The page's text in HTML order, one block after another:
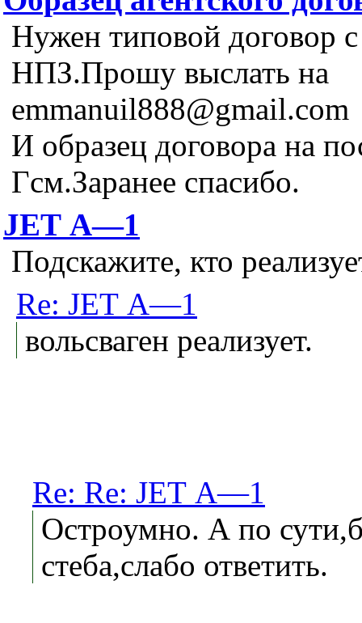
Нужен типовой договор
НПЗ.Прошу выслать на
emmanuil888@gmail.com
И образец договора на
Гсм.Заранее спасибо.
JЕТ А—1
Подскажите, кто
Re: JЕТ А—1
вольсваген реализует.
Re: Re: JЕТ А—1
Остроумно. А по
стеба,слабо ответить.